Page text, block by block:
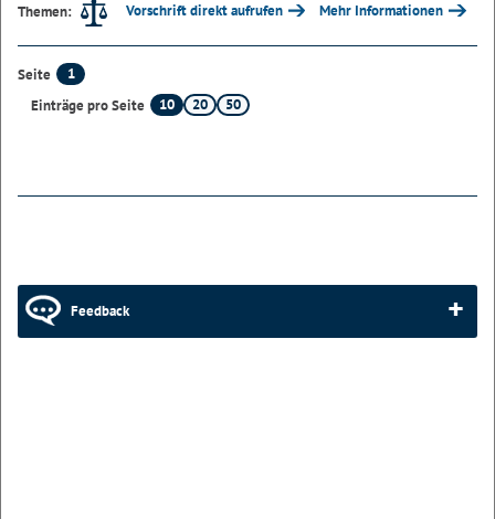
Themen:
Vorschrift direkt aufrufen Mehr Informationen
Seite
1
Einträge pro Seite
10 20 50
Feedback